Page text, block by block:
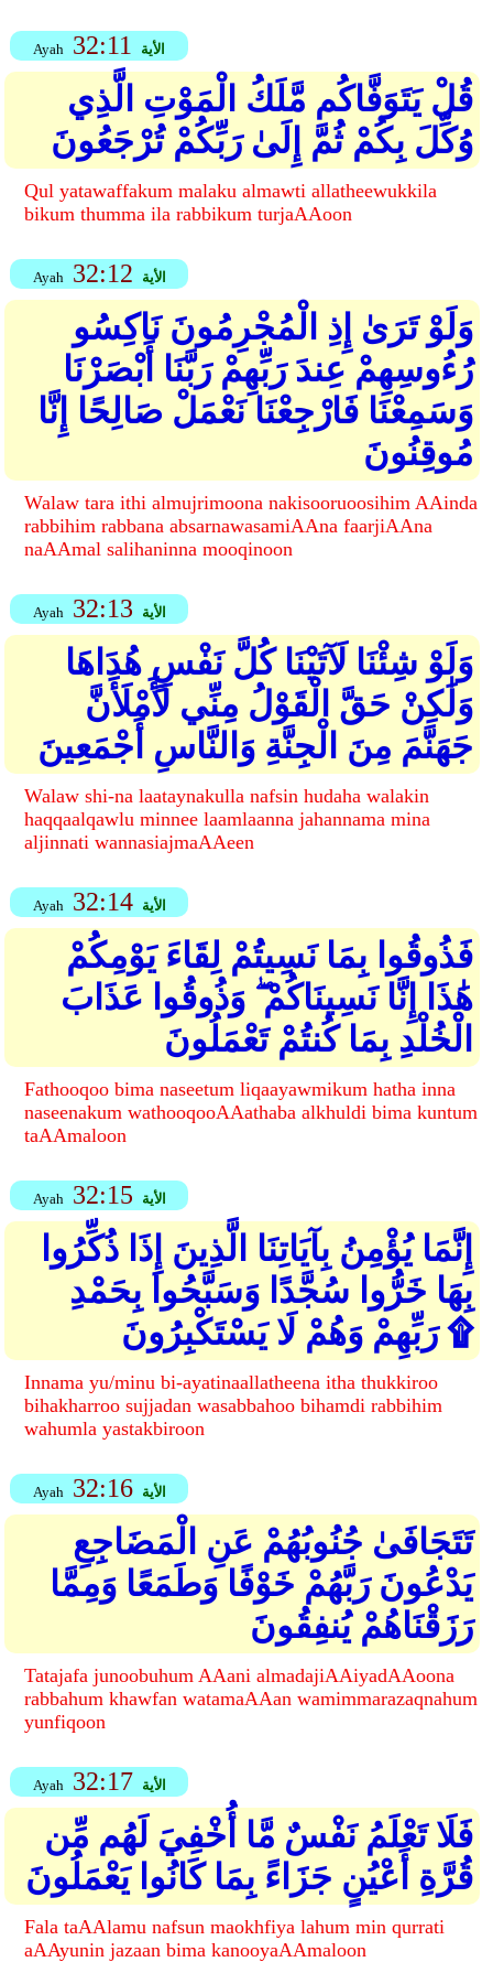
Ayah 32:11 الأية
قُلْ يَتَوَفَّاكُم مَّلَكُ الْمَوْتِ الَّذِي
وُكِّلَ بِكُمْ ثُمَّ إِلَىٰ رَبِّكُمْ تُرْجَعُونَ
Qul yatawaffakum malaku almawti allatheewukkila
bikum thumma ila rabbikum turjaAAoon
Ayah 32:12 الأية
وَلَوْ تَرَىٰ إِذِ الْمُجْرِمُونَ نَاكِسُو
رُءُوسِهِمْ عِندَ رَبِّهِمْ رَبَّنَا أَبْصَرْنَا
وَسَمِعْنَا فَارْجِعْنَا نَعْمَلْ صَالِحًا إِنَّا
مُوقِنُونَ
Walaw tara ithi almujrimoona nakisooruoosihim AAinda
rabbihim rabbana absarnawasamiAAna faarjiAAna
naAAmal salihaninna mooqinoon
Ayah 32:13 الأية
وَلَوْ شِئْنَا لَآتَيْنَا كُلَّ نَفْسٍ هُدَاهَا
وَلَٰكِنْ حَقَّ الْقَوْلُ مِنِّي لَأَمْلَأَنَّ
جَهَنَّمَ مِنَ الْجِنَّةِ وَالنَّاسِ أَجْمَعِينَ
Walaw shi-na laataynakulla nafsin hudaha walakin
haqqaalqawlu minnee laamlaanna jahannama mina
aljinnati wannasiajmaAAeen
Ayah 32:14 الأية
فَذُوقُوا بِمَا نَسِيتُمْ لِقَاءَ يَوْمِكُمْ
هَٰذَا إِنَّا نَسِينَاكُمْ ۖ وَذُوقُوا عَذَابَ
الْخُلْدِ بِمَا كُنتُمْ تَعْمَلُونَ
Fathooqoo bima naseetum liqaayawmikum hatha inna
naseenakum wathooqooAAathaba alkhuldi bima kuntum
taAAmaloon
Ayah 32:15 الأية
إِنَّمَا يُؤْمِنُ بِآيَاتِنَا الَّذِينَ إِذَا ذُكِّرُوا
بِهَا خَرُّوا سُجَّدًا وَسَبَّحُوا بِحَمْدِ
رَبِّهِمْ وَهُمْ لَا يَسْتَكْبِرُونَ ۩
Innama yu/minu bi-ayatinaallatheena itha thukkiroo
bihakharroo sujjadan wasabbahoo bihamdi rabbihim
wahumla yastakbiroon
Ayah 32:16 الأية
تَتَجَافَىٰ جُنُوبُهُمْ عَنِ الْمَضَاجِعِ
يَدْعُونَ رَبَّهُمْ خَوْفًا وَطَمَعًا وَمِمَّا
رَزَقْنَاهُمْ يُنفِقُونَ
Tatajafa junoobuhum AAani almadajiAAiyadAAoona
rabbahum khawfan watamaAAan wamimmarazaqnahum
yunfiqoon
Ayah 32:17 الأية
فَلَا تَعْلَمُ نَفْسٌ مَّا أُخْفِيَ لَهُم مِّن
قُرَّةِ أَعْيُنٍ جَزَاءً بِمَا كَانُوا يَعْمَلُونَ
Fala taAAlamu nafsun maokhfiya lahum min qurrati
aAAyunin jazaan bima kanooyaAAmaloon